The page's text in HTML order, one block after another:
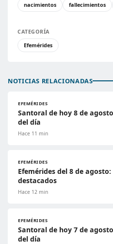
nacimientos
fallecimientos
CATEGORÍA
Efemérides
NOTICIAS RELACIONADAS
EFEMÉRIDES
Santoral de hoy 8 de
del día
Hace 11 min
EFEMÉRIDES
Efemérides del 8 de
destacados
Hace 12 min
EFEMÉRIDES
Santoral de hoy 7 de
del día